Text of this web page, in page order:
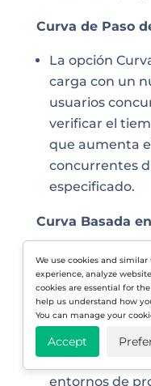
Curva de Paso
La opción
carga con un
usuarios
verificar el
que aumenta
concurrentes
especificado.
Curva Basada
La Curva
ajustar
para alcanzar
transacciones.
utiliza
Acuerdos de
entornos de
We use cookies and
experience, analyze
cookies are essential for
help us understand how
You can manage your
Accept